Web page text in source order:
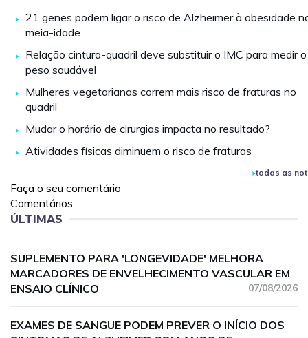
21 genes podem ligar o risco de Alzheimer à obesidade
meia-idade
Relação cintura-quadril deve substituir o IMC para medir o
peso saudável
Mulheres vegetarianas correm mais risco de fraturas no
quadril
Mudar o horário de cirurgias impacta no resultado?
Atividades físicas diminuem o risco de fraturas
todas as
Faça o seu comentário
Comentários
ÚLTIMAS
SUPLEMENTO PARA 'LONGEVIDADE' MELHORA
MARCADORES DE ENVELHECIMENTO VASCULAR EM
ENSAIO CLÍNICO
07/08/2026
EXAMES DE SANGUE PODEM PREVER O INÍCIO DOS